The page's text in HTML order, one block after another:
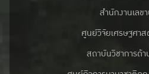
สำนักงานเลข
ศูนย์วิจัยเศรษฐศา
สถาบันวิชาการด้